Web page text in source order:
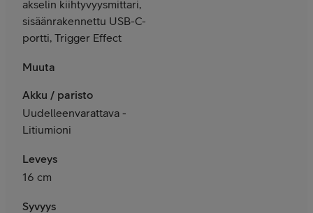
akselin kiihtyvyysmittari,
sisäänrakennettu USB-C-
portti, Trigger Effect
Muuta
Akku / paristo
Uudelleenvarattava -
Litiumioni
Leveys
16 cm
Syvyys